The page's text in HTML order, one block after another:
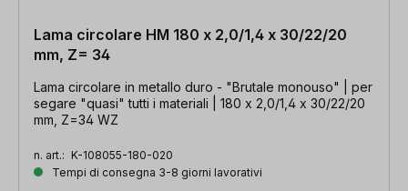
Lama circolare HM 180 x 2,0/1,4 x 30/22/20
mm, Z= 34
Lama circolare in metallo duro - "Brutale monouso" | per
segare "quasi" tutti i materiali | 180 x 2,0/1,4 x 30/22/20
mm, Z=34 WZ
n. art.: K-108055-180-020
Tempi di consegna 3-8 giorni lavorativi